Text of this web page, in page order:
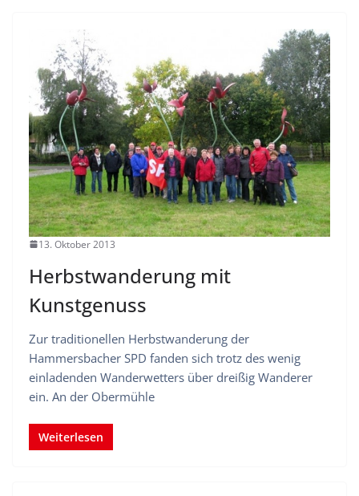
13. Oktober 2013
Herbstwanderung mit
Kunstgenuss
Zur traditionellen Herbstwanderung der
Hammersbacher SPD fanden sich trotz des wenig
einladenden Wanderwetters über dreißig Wanderer
ein. An der Obermühle
Weiterlesen